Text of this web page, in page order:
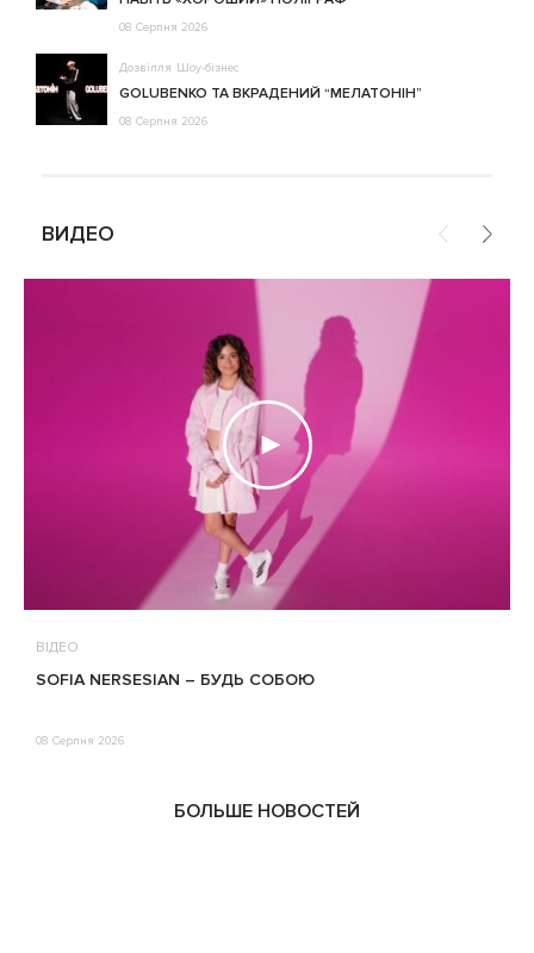
08 Серпня 2026
Дозвілля Шоу-бізнес
GOLUBENKO ТА ВКРАДЕНИЙ “МЕЛАТОНІН”
08 Серпня 2026
ВИДЕО
ВІДЕО
SOFIA NERSESIAN – БУДЬ СОБОЮ
08 Серпня 2026
БОЛЬШЕ НОВОСТЕЙ